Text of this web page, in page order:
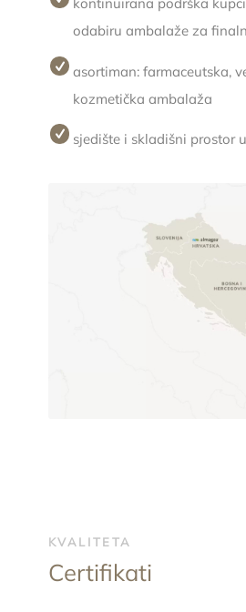
odabiru ambalaže za
asortiman: farmaceutska,
kozmetička ambalaža
sjedište i skladišni prostor
KVALITETA
Certifikati